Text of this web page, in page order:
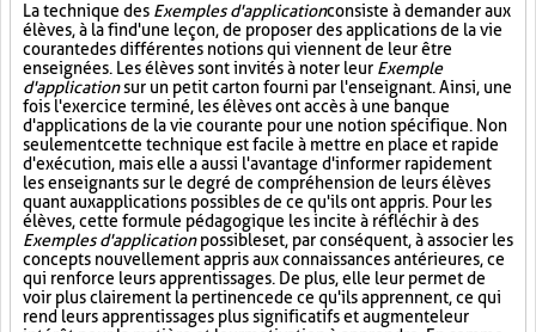
La technique des Exemples d'applicationconsiste à demander aux
élèves, à la fin d'une leçon, de proposer des applications de la vie
courante des différentes notions qui viennent de leur être
enseignées. Les élèves sont invités à noter leur Exemple
d'applicationsur un petit carton fourni par l'enseignant. Ainsi, une
fois l'exercice terminé, les élèves ont accès à une banque
d'applications de la vie courante pour une notion spécifique. Non
seulement cette technique est facile à mettre en place et rapide
d'exécution, mais elle a aussi l'avantage d'informer rapidement
les enseignants sur le degré de compréhension de leurs élèves
quant aux applications possibles de ce qu'ils ont appris. Pour les
élèves, cette formule pédagogique les incite à réfléchir à des
Exemples d'applicationpossibles et, par conséquent, à associer les
concepts nouvellement appris aux connaissances antérieures, ce
qui renforce leurs apprentissages. De plus, elle leur permet de
voir plus clairement la pertinence de ce qu'ils apprennent, ce qui
rend leurs apprentissages plus significatifs et augmente leur